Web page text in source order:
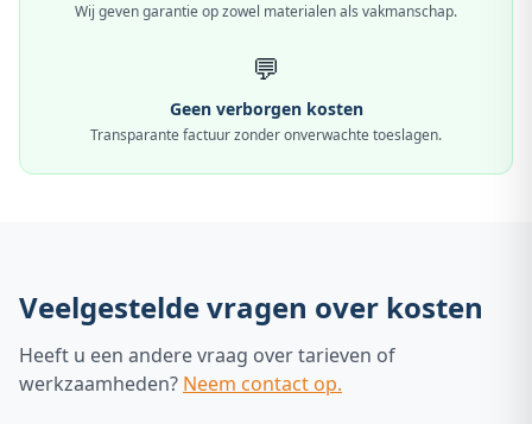
Wij geven garantie op zowel materialen als vakmanschap.
💬
Geen verborgen kosten
Transparante factuur zonder onverwachte toeslagen.
Veelgestelde vragen over kosten
Heeft u een andere vraag over tarieven of
werkzaamheden? Neem contact op.